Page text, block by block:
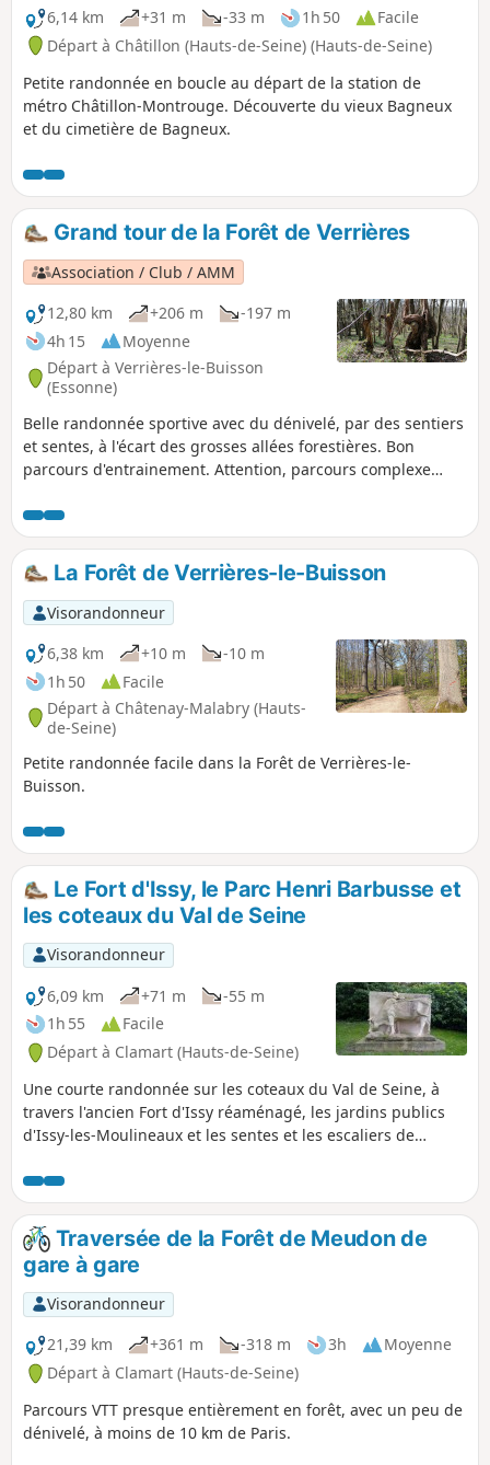
6,14 km +31 m -33 m 1h 50
Facile
Départ à Châtillon (Hauts-de-Seine) (Hauts-de-Seine)
Petite randonnée en boucle au départ de la station de
métro Châtillon-Montrouge. Découverte du vieux Bagneux
et du cimetière de Bagneux.
Grand tour de la Forêt de Verrières
Association / Club / AMM
12,80 km
+206 m
-197 m
4h 15
Moyenne
Départ à Verrières-le-Buisson
(Essonne)
Belle randonnée sportive avec du dénivelé, par des sentiers
et sentes, à l'écart des grosses allées forestières. Bon
parcours d'entrainement. Attention, parcours complexe
suffisamment silencieux, vous pourrez croiser la route de
chevreuils. Itinéraire praticable de préférence l'été (ou toute
l'année si vous n’êtes pas dérangé par l'eau et la boue).
La Forêt de Verrières-le-Buisson
Visorandonneur
6,38 km
+10 m
-10 m
1h 50
Facile
Départ à Châtenay-Malabry (Hauts-
de-Seine)
Petite randonnée facile dans la Forêt de Verrières-le-
Buisson.
Le Fort d'Issy, le Parc Henri Barbusse et
les coteaux du Val de Seine
Visorandonneur
6,09 km
+71 m
-55 m
1h 55
Facile
Départ à Clamart (Hauts-de-Seine)
Une courte randonnée sur les coteaux du Val de Seine, à
travers l'ancien Fort d'Issy réaménagé, les jardins publics
d'Issy-les-Moulineaux et les sentes et les escaliers de
de beaux points de vue et un patrimoine diversifié.
Traversée de la Forêt de Meudon de
gare à gare
Visorandonneur
21,39 km
+361 m -318 m 3h
Moyenne
Départ à Clamart (Hauts-de-Seine)
Parcours VTT presque entièrement en forêt, avec un peu de
dénivelé, à moins de 10 km de Paris.